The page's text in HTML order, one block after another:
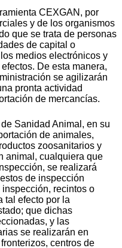
CEXGAN, por
y de los organismos
que se trata de personas
de capital o
medios electrónicos y
De esta manera,
se agilizarán
pronta actividad
de mercancías.
Sanidad Animal, en su
de animales,
zoosanitarios y
animal, cualquiera que
se realizará
de inspección
recintos o
tal efecto por la
que dichas
y las
se realizarán en
centros de